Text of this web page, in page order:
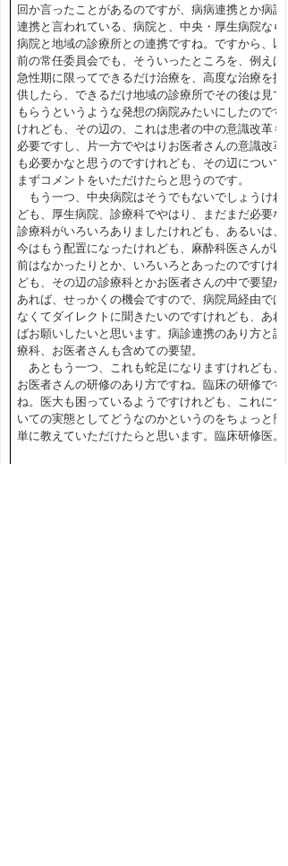
回か言ったことがあるのですが、病病連携とか病診
連携と言われている、病院と、中央・厚生病院なら
病院と地域の診療所との連携ですね。ですから、以
前の常任委員会でも、そういったところを、例えば
急性期に限ってできるだけ治療を、高度な治療を提
供したら、できるだけ地域の診療所でその後は見て
もらうというような発想の病院みたいにしたのです
けれども、その辺の、これは患者の中の意識改革も
必要ですし、片一方でやはりお医者さんの意識改革
も必要かなと思うのですけれども、その辺について
まずコメントをいただけたらと思うのです。
もう一つ、中央病院はそうでもないでしょうけれ
ども、厚生病院、診療科でやはり、まだまだ必要な
診療科がいろいろありましたけれども、あるいは、
今はもう配置になったけれども、麻酔科医さんが以
前はなかったりとか、いろいろとあったのですけれ
ども、その辺の診療科とかお医者さんの中で要望が
あれば、せっかくの機会ですので、病院局経由では
なくてダイレクトに聞きたいのですけれども、あれ
ばお願いしたいと思います。病診連携のあり方と診
療科、お医者さんも含めての要望。
あともう一つ、これも蛇足になりますけれども、
お医者さんの研修のあり方ですね。臨床の研修です
ね。医大も困っているようですけれども、これにつ
いての実態としてどうなのかというのをちょっと簡
単に教えていただけたらと思います。臨床研修医。